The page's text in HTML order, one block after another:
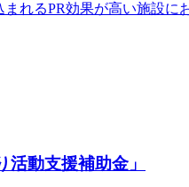
れるPR効果が高い施設
動支援補助金」